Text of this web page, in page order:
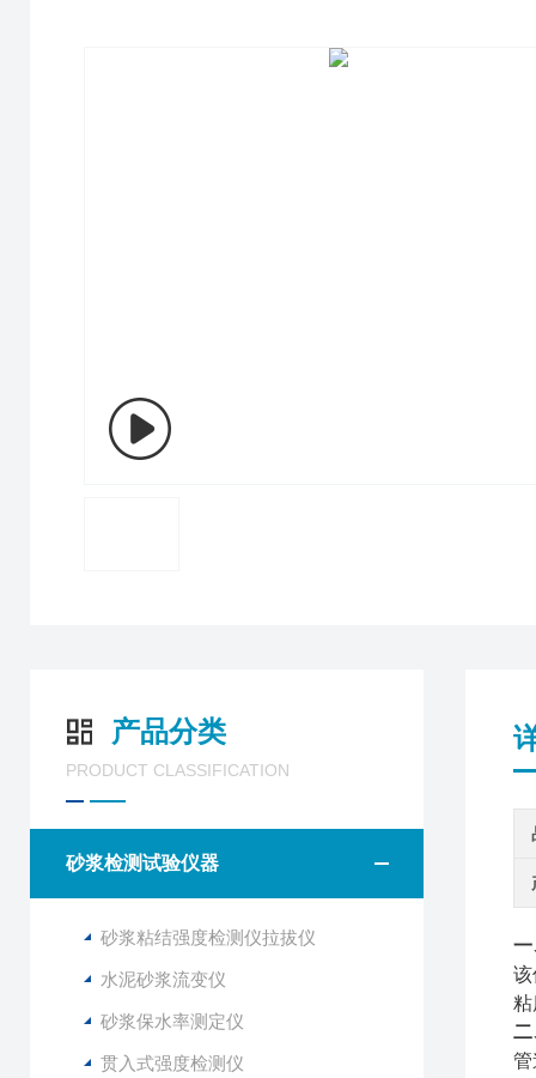
产品分类
PRODUCT CLASSIFICATION
砂浆检测试验仪器
砂浆粘结强度检测仪拉拔仪
水泥砂浆流变仪
砂浆保水率测定仪
贯入式强度检测仪
一
该
粘
二
管